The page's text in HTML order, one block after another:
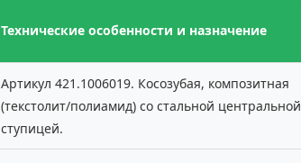
Технические особенности и назначение
Артикул 421.1006019. Косозубая, композитная
(текстолит/полиамид) со стальной центральной
ступицей.